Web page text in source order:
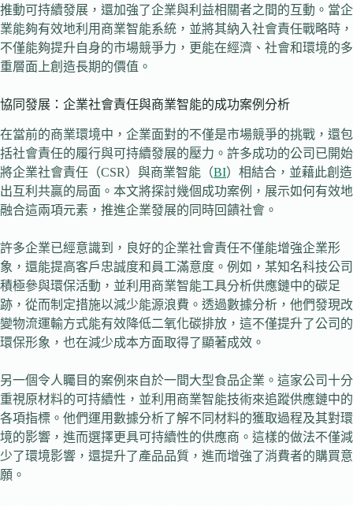
推動可持續發展，還加強了企業與利益相關者之間的互動。當企
業能夠有效地利用商業智能系統，並將其納入社會責任戰略時，
不僅能夠提升自身的市場競爭力，更能在經濟、社會和環境的多
重層面上創造長期的價值。
協同發展：企業社會責任與商業智能的成功案例分析
在當前的商業環境中，企業面對的不僅是市場競爭的挑戰，還包
括社會責任的履行與可持續發展的壓力。許多成功的公司已開始
將企業社會責任（CSR）與商業智能（BI）相結合，並藉此創造
出互利共贏的局面。本文將探討幾個成功案例，展示如何有效地
融合這兩項元素，推進企業發展的同時回饋社會。
許多企業已經意識到，良好的企業社會責任不僅能增強企業形
象，還能提高客戶忠誠度和員工滿意度。例如，某知名科技公司
積極參與環保活動，並利用商業智能工具分析供應鏈中的碳足
跡，從而制定措施以減少能源浪費。透過數據分析，他們發現改
變物流運輸方式能有效降低二氧化碳排放，這不僅提升了公司的
環保形象，也在減少成本方面取得了顯著成效。
另一個令人矚目的案例來自於一間大型食品企業。這家公司十分
重視原材料的可持續性，並利用商業智能技術來追蹤供應鏈中的
各項指標。他們運用數據分析了解不同材料的獲取過程及其對環
境的影響，進而選擇更具可持續性的供應商。這樣的做法不僅減
少了環境影響，還提升了產品品質，進而增強了消費者的購買意
願。